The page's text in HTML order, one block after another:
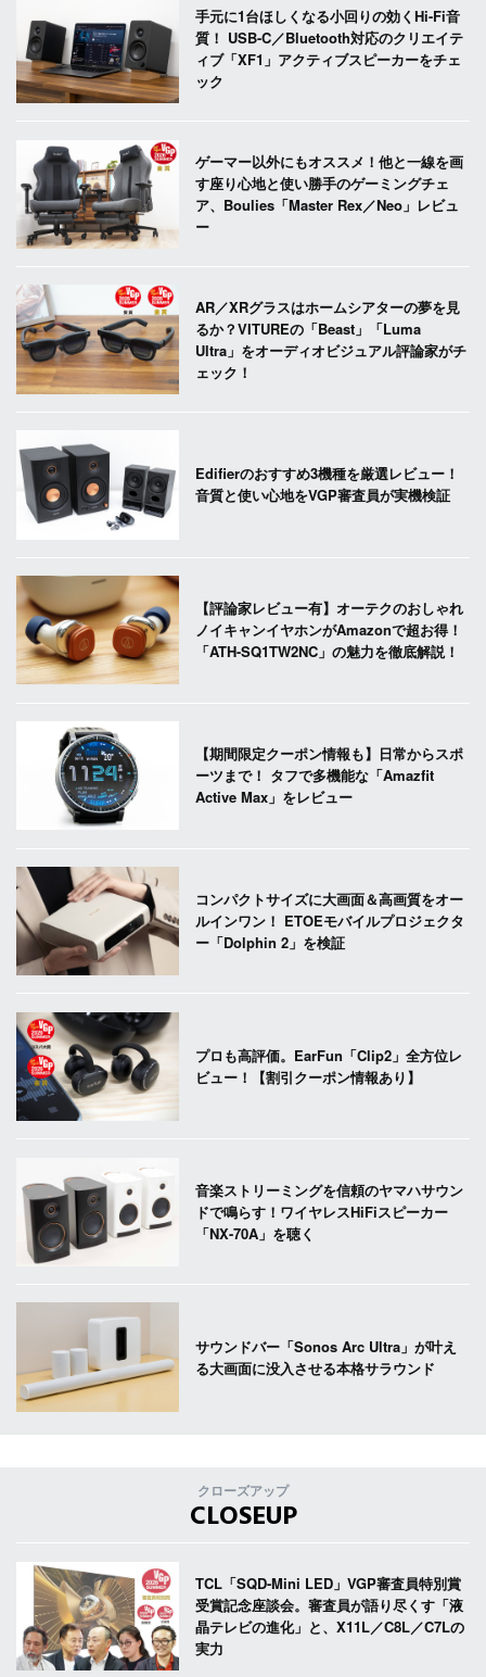
手元に1台ほしくなる小回りの効くHi-Fi音
質！ USB-C／Bluetooth対応のクリエイテ
ィブ「XF1」アクティブスピーカーをチェ
ック
ゲーマー以外にもオススメ！他と一線を画
す座り心地と使い勝手のゲーミングチェ
ア、Boulies「Master Rex／Neo」レビュ
ー
AR／XRグラスはホームシアターの夢を見
るか？VITUREの「Beast」「Luma
Ultra」をオーディオビジュアル評論家がチ
ェック！
Edifierのおすすめ3機種を厳選レビュー！
音質と使い心地をVGP審査員が実機検証
【評論家レビュー有】オーテクのおしゃれ
ノイキャンイヤホンがAmazonで超お得！
「ATH-SQ1TW2NC」の魅力を徹底解説！
【期間限定クーポン情報も】日常からスポ
ーツまで！ タフで多機能な「Amazfit
Active Max」をレビュー
コンパクトサイズに大画面＆高画質をオー
ルインワン！ ETOEモバイルプロジェクタ
ー「Dolphin 2」を検証
プロも高評価。EarFun「Clip2」全方位レ
ビュー！【割引クーポン情報あり】
音楽ストリーミングを信頼のヤマハサウン
ドで鳴らす！ワイヤレスHiFiスピーカー
「NX-70A」を聴く
サウンドバー「Sonos Arc Ultra」が叶え
る大画面に没入させる本格サラウンド
クローズアップ
CLOSEUP
TCL「SQD-Mini LED」VGP審査員特別賞
受賞記念座談会。審査員が語り尽くす「液
晶テレビの進化」と、X11L／C8L／C7Lの
実力